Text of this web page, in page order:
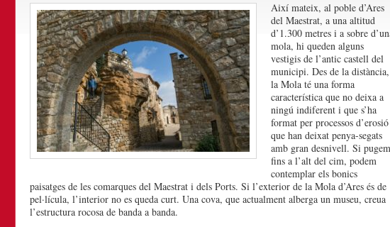
Així mateix, al poble d’Ares
del Maestrat, a una altitud
d’1.300 metres i a sobre
mola, hi queden alguns
vestigis de l’antic castell del
municipi. Des de la distància,
la Mola té una forma
característica que no deixa a
ningú indiferent i que s’ha
format per processos d’erosió
que han deixat penya-segats
amb gran desnivell. Si pugem
fins a l’alt del cim, podem
contemplar els bonics
paisatges de les comarques del Maestrat i dels Ports. Si l’exterior de la Mola d’Ares és de
pel·lícula, l’interior no es queda curt. Una cova, que actualment alberga un museu, creua
l’estructura rocosa de banda a banda.